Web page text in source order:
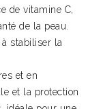
de vitamine C,
de la peau.
stabiliser la
et en
et la protection